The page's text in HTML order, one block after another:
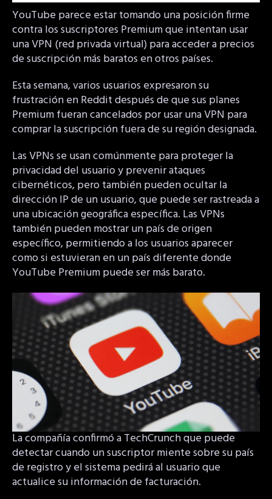
YouTube parece estar tomando una posición firme
contra los suscriptores Premium que intentan usar
una VPN (red privada virtual) para acceder a precios
de suscripción más baratos en otros países.
Esta semana, varios usuarios expresaron su
frustración en Reddit después de que sus planes
Premium fueran cancelados por usar una VPN para
comprar la suscripción fuera de su región designada.
Las VPNs se usan comúnmente para proteger la
privacidad del usuario y prevenir ataques
cibernéticos, pero también pueden ocultar la
dirección IP de un usuario, que puede ser rastreada a
una ubicación geográfica específica. Las VPNs
también pueden mostrar un país de origen
específico, permitiendo a los usuarios aparecer
como si estuvieran en un país diferente donde
YouTube Premium puede ser más barato.
La compañía confirmó a TechCrunch que puede
detectar cuando un suscriptor miente sobre su país
de registro y el sistema pedirá al usuario que
actualice su información de facturación.